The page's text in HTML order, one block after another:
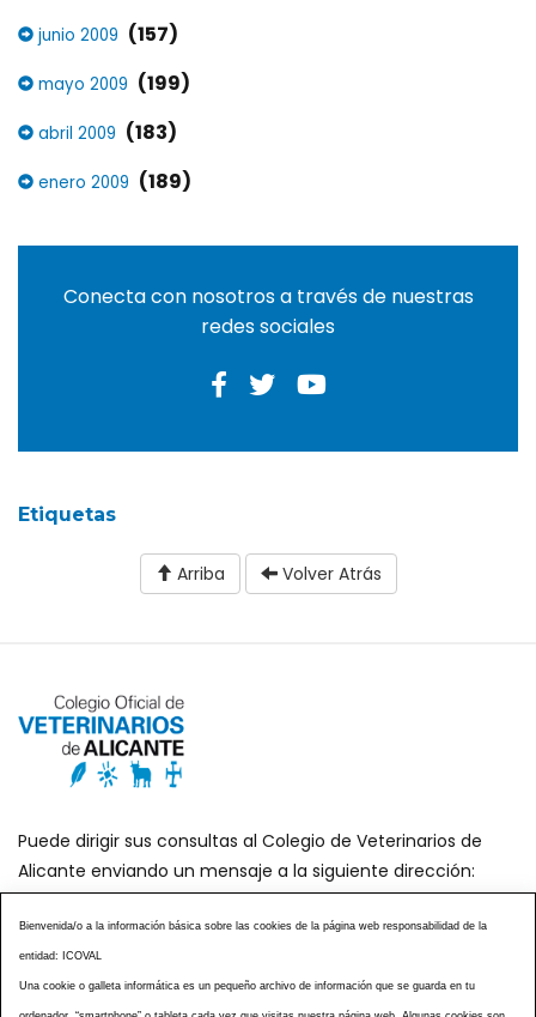
junio 2009 (157)
mayo 2009 (199)
abril 2009 (183)
enero 2009 (189)
Conecta con nosotros a través de nuestras
redes sociales
Etiquetas
Arriba Volver Atrás
Puede dirigir sus consultas al Colegio de Veterinarios de
Alicante enviando un mensaje a la siguiente dirección:
secretaria@icoval.org
¿SABÍAS QUÉ?
CENTROS VETERINARIOS
TABLÓN ANUNCIOS
Bienvenida/o a la información básica sobre las cookies de la página web responsabilidad de la
entidad: ICOVAL
Una cookie o galleta informática es un pequeño archivo de información que se guarda en tu